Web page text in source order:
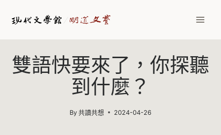
雙語快要來了，你探聽
到什麼？
By 共讀共想 2024-04-26